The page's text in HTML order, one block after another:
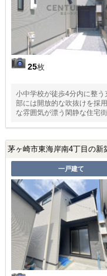
25枚
小中学校が徒歩4分内に整
部には開放的な吹抜けを採
な雰囲気が漂う閑静な住宅街
茅ヶ崎市東海岸南4丁目の新
一戸建て